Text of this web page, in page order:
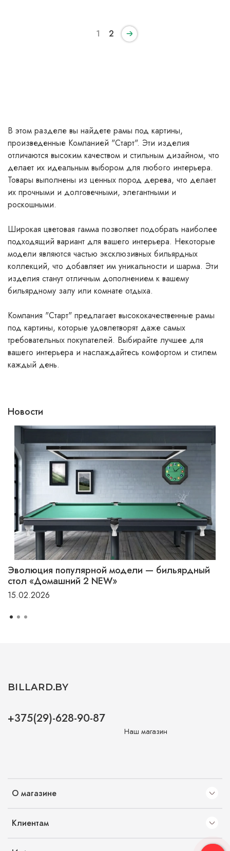
1 2
В этом разделе вы найдете рамы под картины,
произведенные Компанией "Старт". Эти изделия
отличаются высоким качеством и стильным дизайном, что
делает их идеальным выбором для любого интерьера.
Товары выполнены из ценных пород дерева, что делает
их прочными и долговечными, элегантными и
роскошными.
Широкая цветовая гамма позволяет подобрать наиболее
подходящий вариант для вашего интерьера. Некоторые
модели являются частью эксклюзивных бильярдных
коллекций, что добавляет им уникальности и шарма. Эти
изделия станут отличным дополнением к вашему
бильярдному залу или комнате отдыха.
Компания "Старт" предлагает высококачественные рамы
под картины, которые удовлетворят даже самых
требовательных покупателей. Выбирайте лучшее для
вашего интерьера и наслаждайтесь комфортом и стилем
каждый день.
Новости
Эволюция популярной модели — бильярдный
стол «Домашний 2 NEW»
15.02.2026
О магазине
Клиентам
BILLARD.BY
+375(29)-628-90-87
Наш магазин